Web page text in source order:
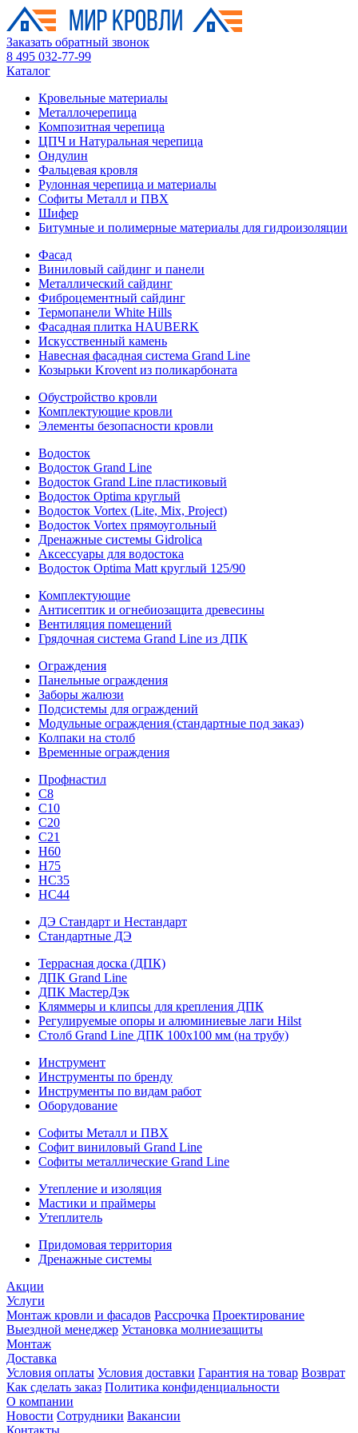
Заказать обратный звонок
8 495 032-77-99
Каталог
Кровельные материалы
Металлочерепица
Композитная черепица
ЦПЧ и Натуральная черепица
Ондулин
Фальцевая кровля
Рулонная черепица и материалы
Софиты Металл и ПВХ
Шифер
Битумные и полимерные материалы для гидроизоляции
Фасад
Виниловый сайдинг и панели
Металлический сайдинг
Фиброцементный сайдинг
Термопанели White Hills
Фасадная плитка HAUBERK
Искусственный камень
Навесная фасадная система Grand Line
Козырьки Krovent из поликарбоната
Обустройство кровли
Комплектующие кровли
Элементы безопасности кровли
Водосток
Водосток Grand Line
Водосток Grand Line пластиковый
Водосток Optima круглый
Водосток Vortex (Lite, Mix, Project)
Водосток Vortex прямоугольный
Дренажные системы Gidrolica
Аксессуары для водостока
Водосток Optima Matt круглый 125/90
Комплектующие
Антисептик и огнебиозащита древесины
Вентиляция помещений
Грядочная система Grand Line из ДПК
Ограждения
Панельные ограждения
Заборы жалюзи
Подсистемы для ограждений
Модульные ограждения (стандартные под заказ)
Колпаки на столб
Временные ограждения
Профнастил
С8
С10
С20
С21
H60
H75
HС35
НС44
ДЭ Стандарт и Нестандарт
Стандартные ДЭ
Террасная доска (ДПК)
ДПК Grand Line
ДПК МастерДэк
Кляммеры и клипсы для крепления ДПК
Регулируемые опоры и алюминиевые лаги Hilst
Столб Grand Line ДПК 100х100 мм (на трубу)
Инструмент
Инструменты по бренду
Инструменты по видам работ
Оборудование
Софиты Металл и ПВХ
Софит виниловый Grand Line
Софиты металлические Grand Line
Утепление и изоляция
Мастики и праймеры
Утеплитель
Придомовая территория
Дренажные системы
Акции
Услуги
Монтаж кровли и фасадов Рассрочка Проектирование
Выездной менеджер Установка молниезащиты
Монтаж
Доставка
Условия оплаты Условия доставки Гарантия на товар Возврат
Как сделать заказ Политика конфиденциальности
О компании
Новости Сотрудники Вакансии
Контакты